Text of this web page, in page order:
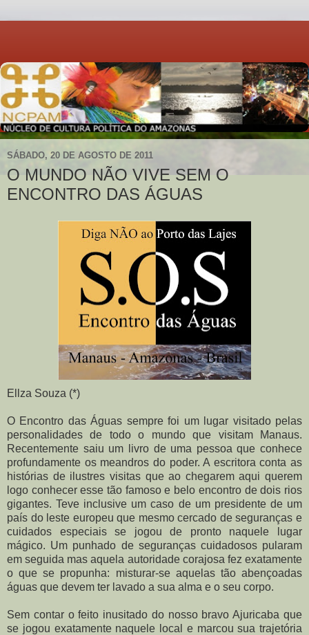
SÁBADO, 20 DE AGOSTO DE 2011
O MUNDO NÃO VIVE SEM O
ENCONTRO DAS ÁGUAS
Ellza Souza (*)
O Encontro das Águas sempre foi um lugar visitado pelas
personalidades de todo o mundo que visitam Manaus.
Recentemente saiu um livro de uma pessoa que conhece
profundamente os meandros do poder. A escritora conta as
histórias de ilustres visitas que ao chegarem aqui querem
logo conhecer esse tão famoso e belo encontro de dois rios
gigantes. Teve inclusive um caso de um presidente de um
país do leste europeu que mesmo cercado de seguranças e
cuidados especiais se jogou de pronto naquele lugar
mágico. Um punhado de seguranças cuidadosos pularam
em seguida mas aquela autoridade corajosa fez exatamente
o que se propunha: misturar-se aquelas tão abençoadas
águas que devem ter lavado a sua alma e o seu corpo.
Sem contar o feito inusitado do nosso bravo Ajuricaba que
se jogou exatamente naquele local e marcou sua trajetória